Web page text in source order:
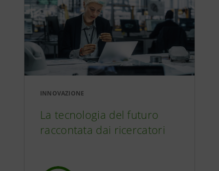
INNOVAZIONE
La tecnologia del futuro
raccontata dai ricercatori